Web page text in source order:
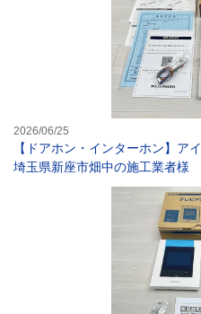
2026/06/25
【ドアホン・インターホン】ア
埼玉県新座市畑中の施工業者様